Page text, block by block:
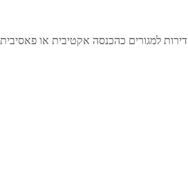
ההכנסה מהשכרת דירות למגורים כהכנסה אקטיבית או פאסיבית